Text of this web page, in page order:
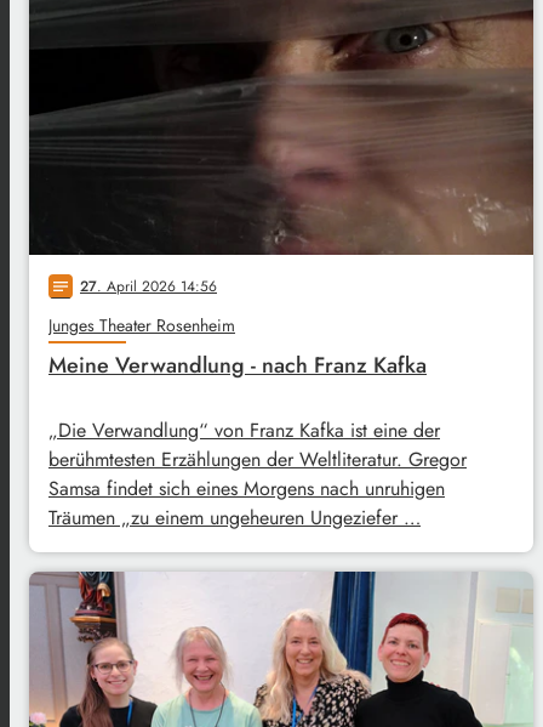
notes 27. April 2026 14:56
Junges Theater Rosenheim
Meine Verwandlung - nach Franz Kafka
„Die Verwandlung“ von Franz Kafka ist eine der
berühmtesten Erzählungen der Weltliteratur. Gregor
Samsa findet sich eines Morgens nach unruhigen
Träumen „zu einem ungeheuren Ungeziefer …